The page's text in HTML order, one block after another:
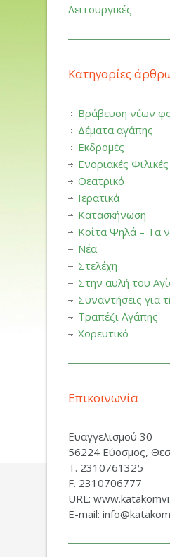
Λειτουργικές
Κατηγορίες
Βράβευση νέων
Δέματα αγάπης
Εκδρομές
Ενοριακές
Θεατρικό
Ιερατικά
Κατασκήνωση
Κοίτα Ψηλά – Τα
Νέα
Στελέχη
Στην αυλή του
Συναντήσεις για
Τραπέζι Αγάπης
Χορευτικό
Επικοινωνία
Ευαγγελισμού 30
56224 Εύοσμος,
Τ. 2310761325
F. 2310706777
URL:
E-mail: